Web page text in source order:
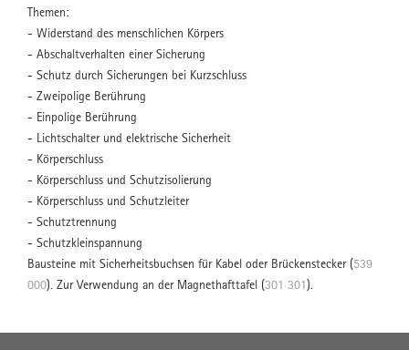
Themen:
- Widerstand des menschlichen Körpers
- Abschaltverhalten einer Sicherung
- Schutz durch Sicherungen bei Kurzschluss
- Zweipolige Berührung
- Einpolige Berührung
- Lichtschalter und elektrische Sicherheit
- Körperschluss
- Körperschluss und Schutzisolierung
- Körperschluss und Schutzleiter
- Schutztrennung
- Schutzkleinspannung
Bausteine mit Sicherheitsbuchsen für Kabel oder Brückenstecker (539
000). Zur Verwendung an der Magnethafttafel (301 301).